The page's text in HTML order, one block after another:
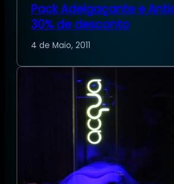
Pack Adelgaçante e
30% de desconto
4 de Maio, 2011